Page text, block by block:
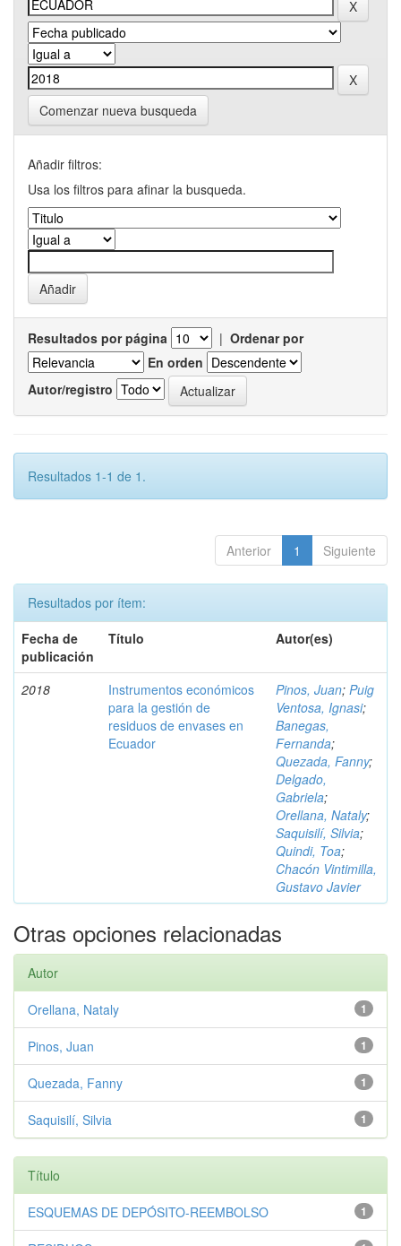
Comenzar nueva busqueda
Añadir filtros:
Usa los filtros para afinar la busqueda.
Resultados por página | Ordenar por
En orden
Autor/registro
Resultados 1-1 de 1.
Anterior 1 Siguiente
Resultados por ítem:
Fecha de
publicación
Título Autor(es)
2018
Instrumentos económicos
para la gestión de
residuos de envases en
Ecuador
Pinos, Juan; Puig
Ventosa, Ignasi;
Banegas,
Fernanda;
Quezada, Fanny;
Delgado,
Gabriela;
Orellana, Nataly;
Saquisilí, Silvia;
Quindi, Toa;
Chacón Vintimilla,
Gustavo Javier
Otras opciones relacionadas
Autor
1
Orellana, Nataly
1
Pinos, Juan
1
Quezada, Fanny
1
Saquisilí, Silvia
Título
1
ESQUEMAS DE DEPÓSITO-REEMBOLSO